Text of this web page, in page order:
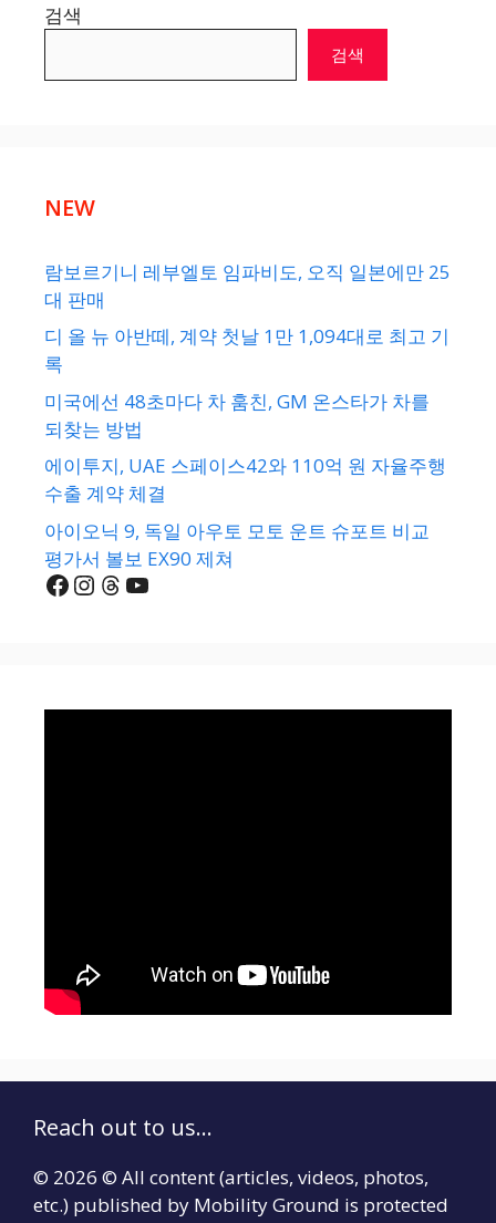
검색
검색
NEW
람보르기니 레부엘토 임파비도, 오직 일본에만 25
대 판매
디 올 뉴 아반떼, 계약 첫날 1만 1,094대로 최고 기
록
미국에선 48초마다 차 훔친, GM 온스타가 차를
되찾는 방법
에이투지, UAE 스페이스42와 110억 원 자율주행
수출 계약 체결
아이오닉 9, 독일 아우토 모토 운트 슈포트 비교
평가서 볼보 EX90 제쳐
Facebook
Instagram
Threads
YouTube
Reach out to us...
© 2026 © All content (articles, videos, photos,
etc.) published by Mobility Ground is protected